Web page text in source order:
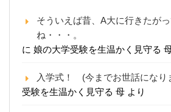
そういえば昔、A大に行きたが
ね・・・。
に 娘の大学受験を生温かく見守る
入学式！ (今までお世話になり
受験を生温かく見守る 母 より